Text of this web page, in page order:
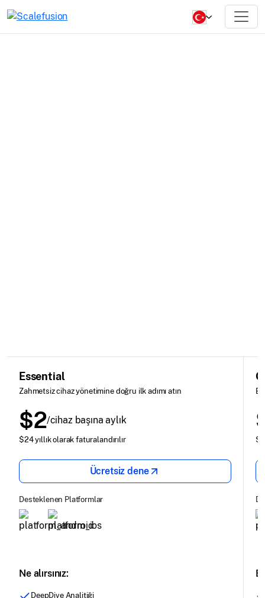
Essential
Zahmetsiz cihaz yönetimine doğru ilk adımı atın
$2/cihaz başına aylık
$24 yıllık olarak faturalandırılır
Ücretsiz dene
Desteklenen Platformlar
Ne alırsınız:
DeepDive Analitiği